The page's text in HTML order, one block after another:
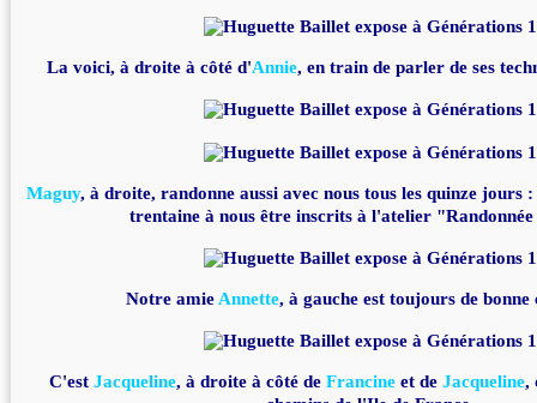
La voici, à droite à côté d'Annie, en train de parler de ses
Maguy, à droite, randonne aussi avec nous tous les quinze jours
trentaine à nous être inscrits à l'atelier
Notre amie Annette, à gauche est toujours de bonne
C'est Jacqueline, à droite à côté de Francine et de Jacqueline,